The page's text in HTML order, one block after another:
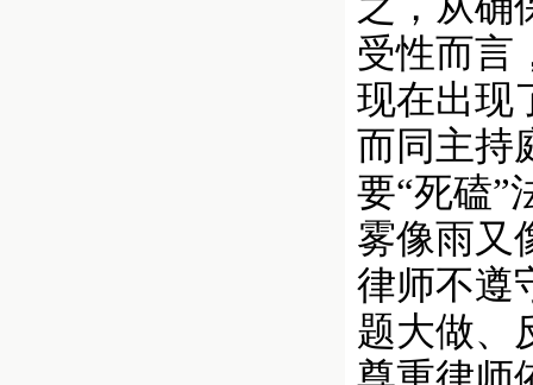
受性而言
现在出现
而同主持
要“死磕”
雾像雨又
律师不遵
题大做、